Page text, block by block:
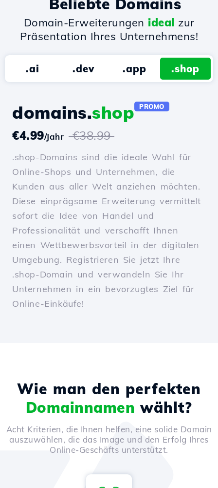
Beliebte Domains
Domain-Erweiterungen ideal zur
Präsentation Ihres Unternehmens!
.ai .dev .app .shop
domains.shop PROMO
€4.99/Jahr €38.99
.shop-Domains sind die ideale Wahl für
Online-Shops und Unternehmen, die
Kunden aus aller Welt anziehen möchten.
Diese einprägsame Erweiterung vermittelt
sofort die Idee von Handel und
Professionalität und verschafft Ihnen
einen Wettbewerbsvorteil in der digitalen
Umgebung. Registrieren Sie jetzt Ihre
.shop-Domain und verwandeln Sie Ihr
Unternehmen in ein bevorzugtes Ziel für
Online-Einkäufe!
Wie man den perfekten
Domainnamen wählt?
Acht Kriterien, die Ihnen helfen, eine solide Domain
auszuwählen, die das Image und den Erfolg Ihres
Online-Geschäfts unterstützt.